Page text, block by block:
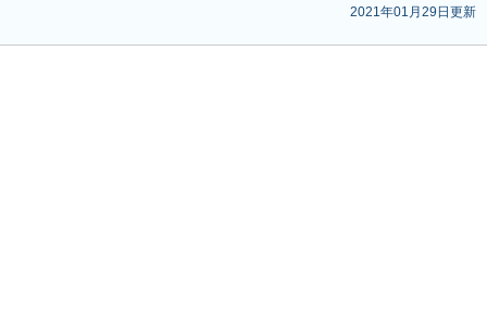
2021年01月29日更新